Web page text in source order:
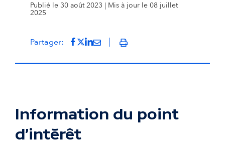
Publié le 30 août 2023 | Mis à jour le 08 juillet
2025
Partager: Partager sur Facebook
(s'ouvre dans un nouvel onglet)
Partager sur Twitter
(s'ouvre dans un nouvel onglet)
Partager sur LinkedIn
(s'ouvre dans un nouvel onglet)
Partager par mail
(s'ouvre dans un nouvel
Imprimer
Information du point
d'intérêt